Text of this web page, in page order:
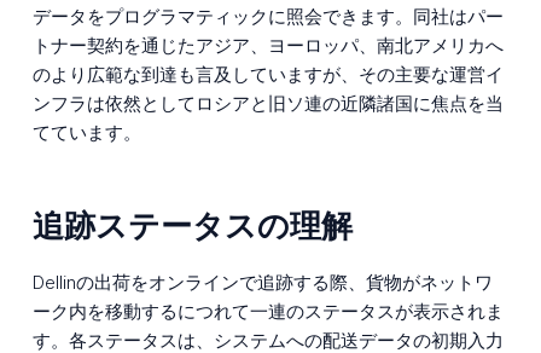
データをプログラマティックに照会できます。同社はパー
トナー契約を通じたアジア、ヨーロッパ、南北アメリカへ
のより広範な到達も言及していますが、その主要な運営イ
ンフラは依然としてロシアと旧ソ連の近隣諸国に焦点を当
てています。
追跡ステータスの理解
Dellinの出荷をオンラインで追跡する際、貨物がネットワ
ーク内を移動するにつれて一連のステータスが表示されま
す。各ステータスは、システムへの配送データの初期入力